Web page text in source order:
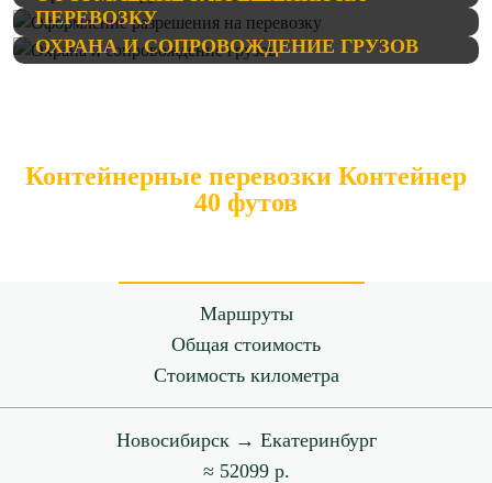
ПЕРЕВОЗКУ
ОХРАНА И СОПРОВОЖДЕНИЕ ГРУЗОВ
Контейнерные перевозки Контейнер
40 футов
Маршруты
Общая стоимость
Стоимость километра
Новосибирск → Екатеринбург
≈ 52099 р.